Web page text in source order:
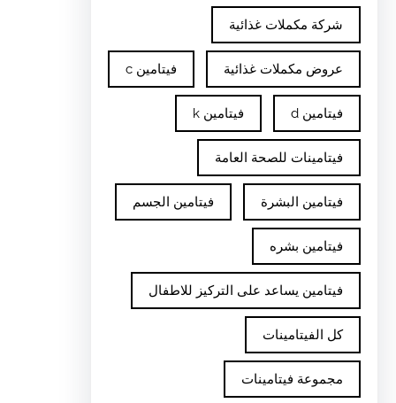
شركة مكملات غذائية
عروض مكملات غذائية فيتامين c
فيتامين d فيتامين k
فيتامينات للصحة العامة
فيتامين البشرة فيتامين الجسم
فيتامين بشره
فيتامين يساعد على التركيز للاطفال
كل الفيتامينات
مجموعة فيتامينات